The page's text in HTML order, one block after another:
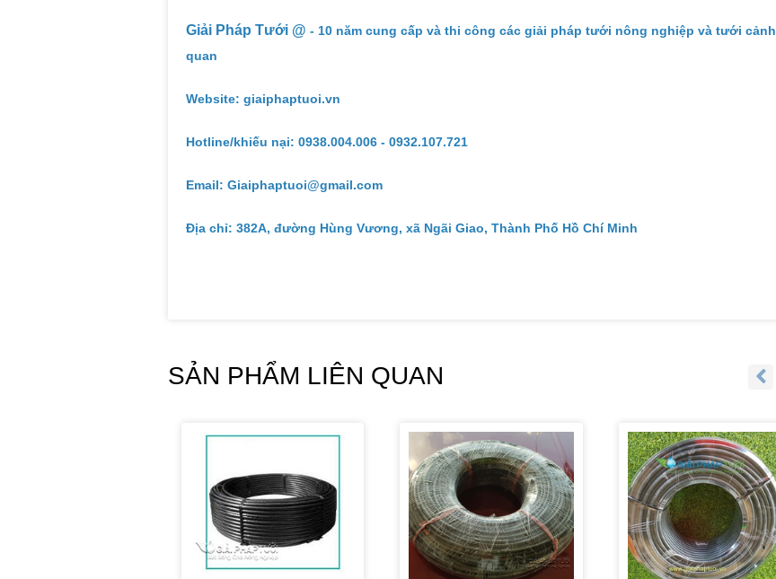
Giải Pháp Tưới @ - 10 năm cung cấp và thi công các giải pháp tưới nông nghiệp và tưới cảnh
quan
Website: giaiphaptuoi.vn
Hotline/khiếu nại: 0938.004.006 - 0932.107.721
Email: Giaiphaptuoi@gmail.com
Địa chỉ: 382A, đường Hùng Vương, xã Ngãi Giao, Thành Phố Hồ Chí Minh
SẢN PHẨM LIÊN QUAN